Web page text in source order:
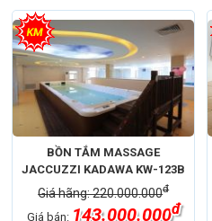
BỒN TẮM MASSAGE
JACCUZZI KADAWA KW-123B
Giá hãng: 220.000.000đ
Giá bán: 143.000.000đ